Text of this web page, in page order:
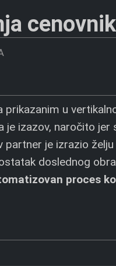
prikazanim u
izazov, naročito jer
partner je izrazio
doslednog
proces